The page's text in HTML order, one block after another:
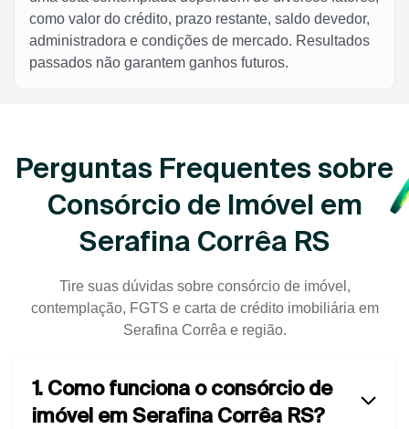
como valor do crédito, prazo restante, saldo devedor,
administradora e condições de mercado. Resultados
passados não garantem ganhos futuros.
Perguntas Frequentes sobre
Consórcio de Imóvel em
Serafina Corrêa RS
Tire suas dúvidas sobre consórcio de imóvel,
contemplação, FGTS e carta de crédito imobiliária em
Serafina Corrêa e região.
1. Como funciona o consórcio de
imóvel em Serafina Corrêa RS?